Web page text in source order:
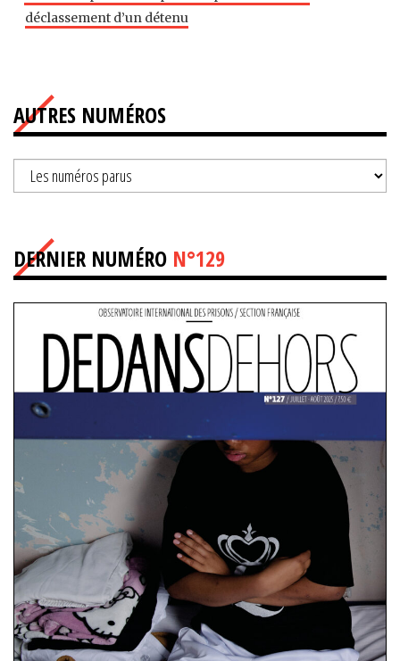
déclassement d’un détenu
AUTRES NUMÉROS
DERNIER NUMÉRO N°129